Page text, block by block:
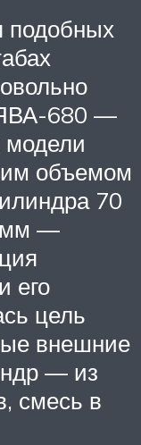
подобных
680 —
объемом
70
мм —
его
цель
внешние
— из
смесь в